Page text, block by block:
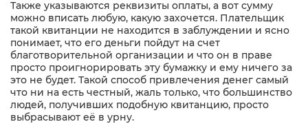
Также указываются реквизиты оплаты, а вот сумму
можно вписать любую, какую захочется. Плательщик
такой квитанции не находится в заблуждении и ясно
понимает, что его деньги пойдут на счет
благотворительной организации и что он в праве
просто проигнорировать эту бумажку и ему ничего за
это не будет. Такой способ привлечения денег самый
что ни на есть честный, жаль только, что большинство
людей, получивших подобную квитанцию, просто
выбрасывают её в урну.
Фамилия Имя Отчество
Фамилия Имя Отчество
Фамилия Имя Отчество